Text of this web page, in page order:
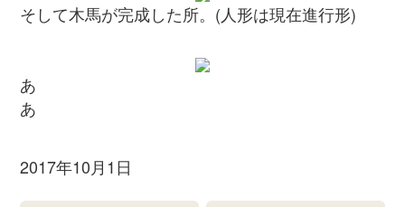
そして木馬が完成した所。(人形は現在進行形)
あ
あ
2017年10月1日